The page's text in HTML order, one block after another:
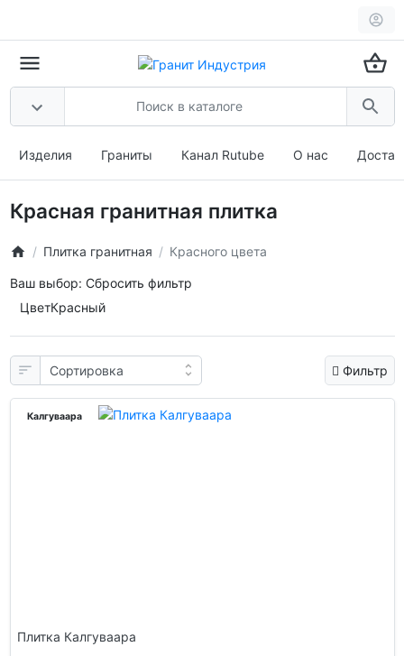
Изделия Граниты Канал Rutube О нас
Красная гранитная плитка
Плитка гранитная Красного цвета
Ваш выбор: Сбросить фильтр
ЦветКрасный
Фильтр
Калгуваара
Плитка Калгуваара